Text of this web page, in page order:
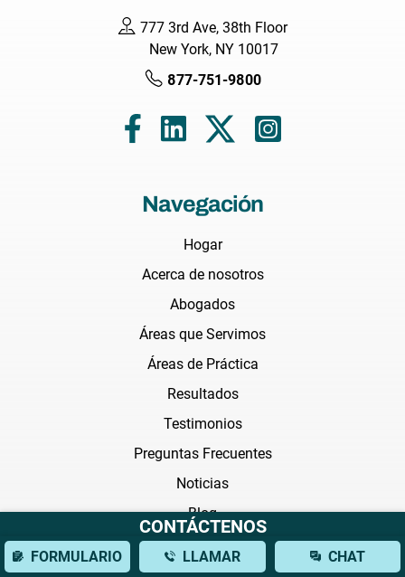
777 3rd Ave, 38th Floor
New York, NY 10017
877-751-9800
Navegación
Hogar
Acerca de nosotros
Abogados
Áreas que Servimos
Áreas de Práctica
Resultados
Testimonios
Preguntas Frecuentes
Noticias
Blog
Transmisión
CONTÁCTENOS
FORMULARIO LLAMAR CHAT